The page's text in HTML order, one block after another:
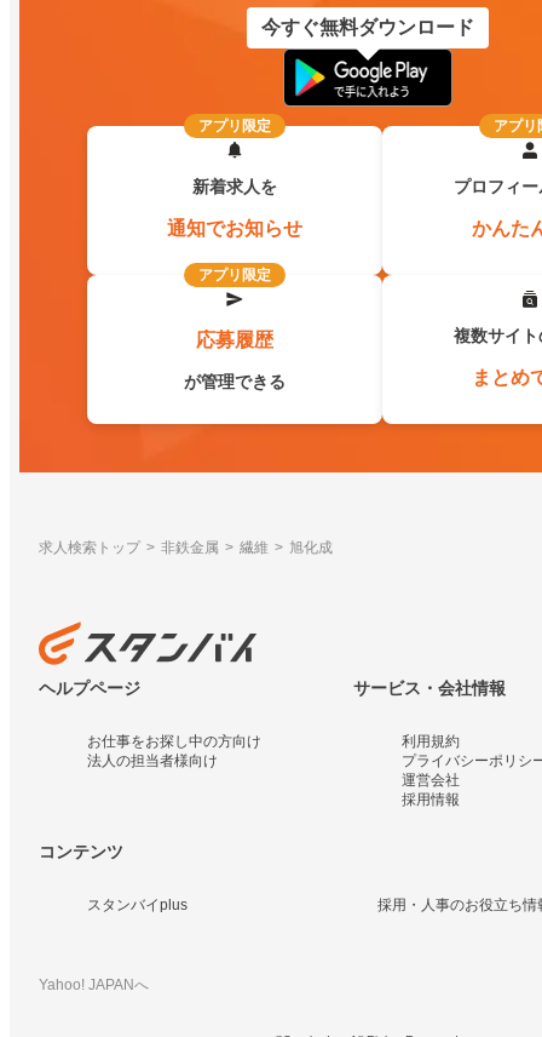
今すぐ無料ダウンロード
アプリ限定
新着求人を
通知でお知らせ
アプリ
プロフィ
かんた
アプリ限定
応募履歴
が管理できる
複数サイ
まとめ
求人検索トップ 非鉄金属 繊維 旭化成
ヘルプページ
お仕事をお探し中の方向け
法人の担当者様向け
サービス・会社情報
利用規約
プライバシーポリシ
運営会社
採用情報
コンテンツ
スタンバイplus 採用・人事のお役立ち情
Yahoo! JAPANへ